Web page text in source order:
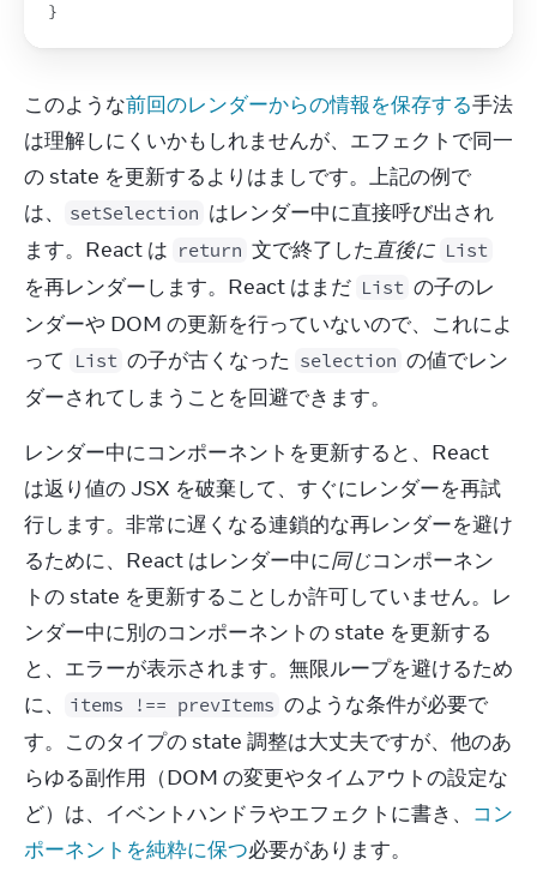
}
このような前回のレンダーからの情報を保存する手法
は理解しにくいかもしれませんが、エフェクトで同一
の state を更新するよりはましです。上記の例で
は、
setSelection はレンダー中に直接呼び出され
ます。React は return 文で終了した 直後に List
を再レンダーします。React はまだ List の子のレ
ンダーや DOM の更新を行っていないので、これによ
って
List の子が古くなった selection の値でレン
ダーされてしまうことを回避できます。
レンダー中にコンポーネントを更新すると、React
は返り値の JSX を破棄して、すぐにレンダーを再試
行します。非常に遅くなる連鎖的な再レンダーを避け
るために、React はレンダー中に同じコンポーネン
トの state を更新することしか許可していません。レ
ンダー中に別のコンポーネントの state を更新する
と、エラーが表示されます。無限ループを避けるため
に、
items !== prevItems のような条件が必要で
す。このタイプの state 調整は大丈夫ですが、他のあ
らゆる副作用（DOM の変更やタイムアウトの設定な
ど）は、イベントハンドラやエフェクトに書き、 コン
ポーネントを純粋に保つ必要があります。